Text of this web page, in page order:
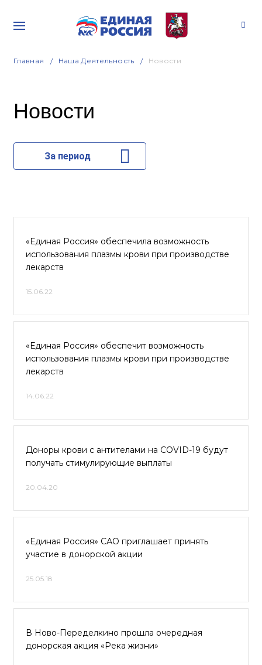
Главная Наша Деятельность Новости
Новости
За период
«Единая Россия» обеспечила возможность
использования плазмы крови при производстве
лекарств
15.06.22
«Единая Россия» обеспечит возможность
использования плазмы крови при производстве
лекарств
14.06.22
Доноры крови с антителами на COVID-19 будут
получать стимулирующие выплаты
20.04.20
«Единая Россия» САО приглашает принять
участие в донорской акции
25.05.18
В Ново-Переделкино прошла очередная
донорская акция «Река жизни»